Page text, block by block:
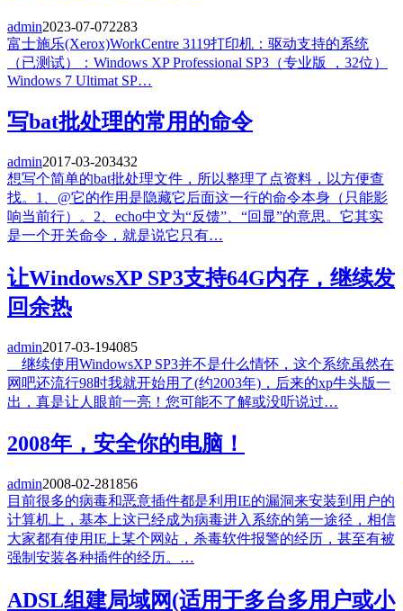
admin2023-07-072283
富士施乐(Xerox)WorkCentre 3119打印机：驱动支持的系统
（已测试）：Windows XP Professional SP3（专业版 ，32位）
Windows 7 Ultimat SP…
写bat批处理的常用的命令
admin2017-03-203432
想写个简单的bat批处理文件，所以整理了点资料，以方便查
找。1、@它的作用是隐藏它后面这一行的命令本身（只能影
响当前行）。2、echo中文为“反馈”、“回显”的意思。它其实
是一个开关命令，就是说它只有…
让WindowsXP SP3支持64G内存，继续发
回余热
admin2017-03-194085
继续使用WindowsXP SP3并不是什么情怀，这个系统虽然在
网吧还流行98时我就开始用了(约2003年)，后来的xp牛头版一
出，真是让人眼前一亮！您可能不了解或没听说过…
2008年，安全你的电脑！
admin2008-02-281856
目前很多的病毒和恶意插件都是利用IE的漏洞来安装到用户的
计算机上，基本上这已经成为病毒进入系统的第一途径，相信
大家都有使用IE上某个网站，杀毒软件报警的经历，甚至有被
强制安装各种插件的经历。…
ADSL组建局域网(适用于多台多用户或小